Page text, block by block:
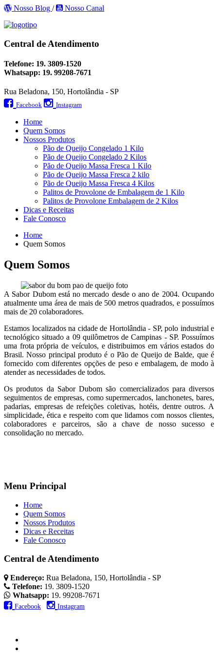
Nosso Blog / Nosso Canal
Central de Atendimento
Telefone: 19. 3809-1520
Whatsapp: 19. 99208-7671
Rua Beladona, 150, Hortolândia - SP
Facebook Instagram
Home
Quem Somos
Nossos Produtos
Pão de Queijo Congelado 1 Kilo
Pão de Queijo Congelado 2 Kilos
Pão de Queijo Massa Fresca 1 Kilo
Pão de Queijo Massa Fresca 2 kilo
Pão de Queijo Massa Fresca 4 Kilos
Palitos de Provolone de Embalagem de 1 Kilo
Palitos de Provolone Embalagem de 2 Kilos
Dicas e Receitas
Fale Conosco
Home
Quem Somos
Quem Somos
A Sabor Dubom está no mercado desde o ano de 2004. Ocupando
atualmente uma área de mais de 500 metros quadrados, e possuímos
mais de 20 colaboradores.
Estamos localizados na cidade de Hortolândia - SP, polo industrial e
tecnológico situado a 09 quilômetros de Campinas - SP. Possuímos
uma frota própria de veículos, e distribuimos em vários estados do
Brasil. Nosso principal produto é o Pão de Queijo de Balde, que é
fornecido com diferentes opções de peso e embalagem, de modo à
atender as necessidades de todos.
Os produtos da Sabor Dubom são comercializados para diversos
seguimentos de empresas, como supermercados, lanchonetes, bares,
padarias, empresas de refeições coletivas, hotéis, dentre outros. A
simplicidade, ética e respeito com que lidamos com nossos clientes,
colaboradores e parceiros, são a chave de nosso sucesso e
consolidação no mercado.
Menu Principal
Home
Quem Somos
Nossos Produtos
Dicas e Receitas
Fale Conosco
Central de Atendimento
Endereço: Rua Beladona, 150, Hortolândia - SP
Telefone: 19. 3809-1520
Whatsapp: 19. 99208-7671
Facebook Instagram